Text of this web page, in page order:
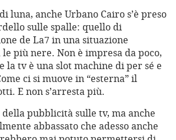
luna, anche Urbano Cairo s’è preso
sulle spalle: quello di
de La7 in una situazione
più nere. Non è impresa da poco,
la tv è una slot machine di per sé e
ci si muove in “esterna” il
E non s’arresta più.
della pubblicità sulle tv, ma anche
abbassato che adesso anche